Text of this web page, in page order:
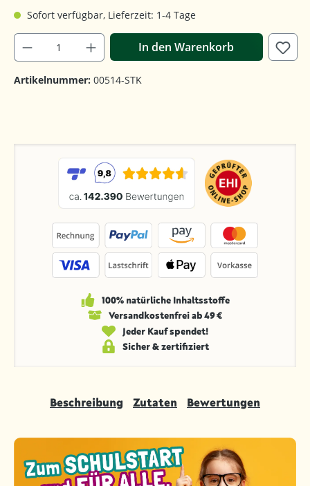
Sofort verfügbar, Lieferzeit: 1-4 Tage
In den Warenkorb
Artikelnummer: 00514-STK
100% natürliche Inhaltsstoffe
Versandkosten­frei ab 49 €
Jeder Kauf spendet!
Sicher & zertifiziert
Beschreibung Zutaten Bewertungen